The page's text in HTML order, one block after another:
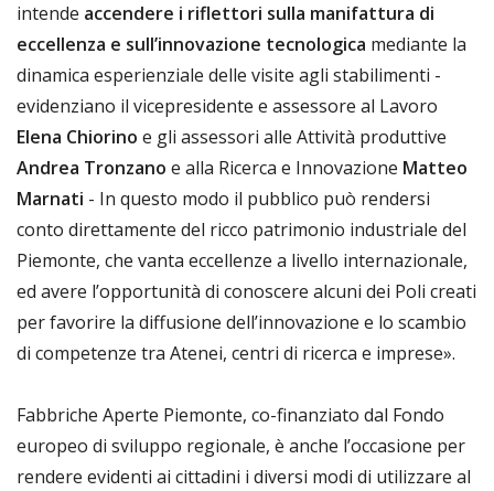
intende accendere i riflettori sulla manifattura di
eccellenza e sull’innovazione tecnologica mediante la
dinamica esperienziale delle visite agli stabilimenti -
evidenziano il vicepresidente e assessore al Lavoro
Elena Chiorino e gli assessori alle Attività produttive
Andrea Tronzano e alla Ricerca e Innovazione Matteo
Marnati - In questo modo il pubblico può rendersi
conto direttamente del ricco patrimonio industriale del
Piemonte, che vanta eccellenze a livello internazionale,
ed avere l’opportunità di conoscere alcuni dei Poli creati
per favorire la diffusione dell’innovazione e lo scambio
di competenze tra Atenei, centri di ricerca e imprese».
Fabbriche Aperte Piemonte, co-finanziato dal Fondo
europeo di sviluppo regionale, è anche l’occasione per
rendere evidenti ai cittadini i diversi modi di utilizzare al